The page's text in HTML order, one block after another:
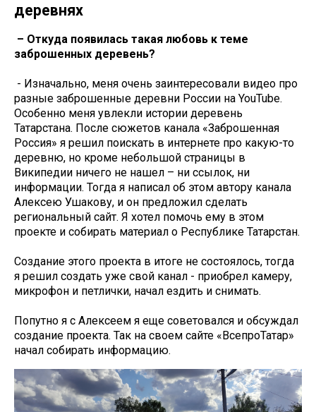
деревнях
– Откуда появилась такая любовь к теме
заброшенных деревень?
- Изначально, меня очень заинтересовали видео про
разные заброшенные деревни России на YouTube.
Особенно меня увлекли истории деревень
Татарстана. После сюжетов канала «Заброшенная
Россия» я решил поискать в интернете про какую-то
деревню, но кроме небольшой страницы в
Википедии ничего не нашел – ни ссылок, ни
информации. Тогда я написал об этом автору канала
Алексею Ушакову, и он предложил сделать
региональный сайт. Я хотел помочь ему в этом
проекте и собирать материал о Республике Татарстан.
Создание этого проекта в итоге не состоялось, тогда
я решил создать уже свой канал - приобрел камеру,
микрофон и петлички, начал ездить и снимать.
Попутно я с Алексеем я еще советовался и обсуждал
создание проекта. Так на своем сайте «ВсепроТатар»
начал собирать информацию.